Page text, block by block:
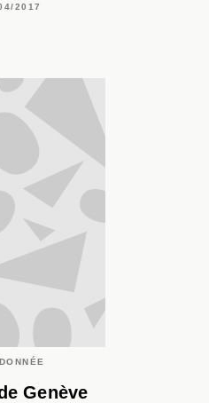
2017
Genève